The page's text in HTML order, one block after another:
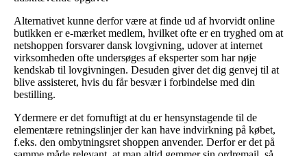
Alternativet kunne derfor være at finde ud af hvorvidt online
butikken er e-mærket medlem, hvilket ofte er en tryghed om at
netshoppen forsvarer dansk lovgivning, udover at internet
virksomheden ofte undersøges af eksperter som har nøje
kendskab til lovgivningen. Desuden giver det dig genvej til at
blive assisteret, hvis du får besvær i forbindelse med din
bestilling.
Ydermere er det fornuftigt at du er hensynstagende til de
elementære retningslinjer der kan have indvirkning på købet,
f.eks. den ombytningsret shoppen anvender. Derfor er det på